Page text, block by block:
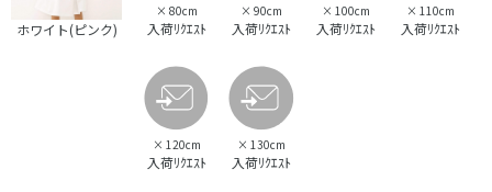
ホワイト(ピンク)
× 80cm
入荷ﾘｸｴｽﾄ
× 90cm
入荷ﾘｸｴｽﾄ
× 100cm
入荷ﾘｸｴｽﾄ
× 110cm
入荷ﾘｸｴｽﾄ
× 120cm
入荷ﾘｸｴｽﾄ
× 130cm
入荷ﾘｸｴｽﾄ